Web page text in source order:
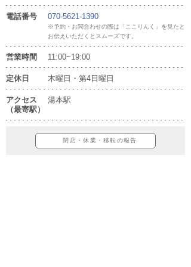
電話番号 070-5621-1390
※予約・お問合わせの際は「ここりんく」を見たと
お伝えいただくとスムーズです。
営業時間 11:00~19:00
定休日 木曜日・第4日曜日
アクセス
（最寄駅）
湯本駅
閉店・休業・移転の報告